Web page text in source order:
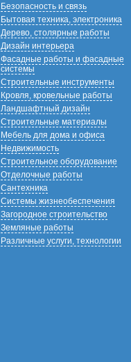
Безопасность и связь
Бытовая техника, электроника
Дерево, столярные работы
Дизайн интерьера
Фасадные работы и фасадные
системы
Строительные инструменты
Кровля, кровельные работы
Ландшафтный дизайн
Строительные материалы
Мебель для дома и офиса
Недвижимость
Строительное оборудование
Отделочные работы
Сантехника
Системы жизнеобеспечения
Загородное строительство
Земляные работы
Различные услуги, технологии